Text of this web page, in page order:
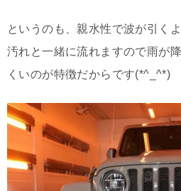
というのも、親水性で波が引く
汚れと一緒に流れますので雨が
くいのが特徴だからです(*^_^*)